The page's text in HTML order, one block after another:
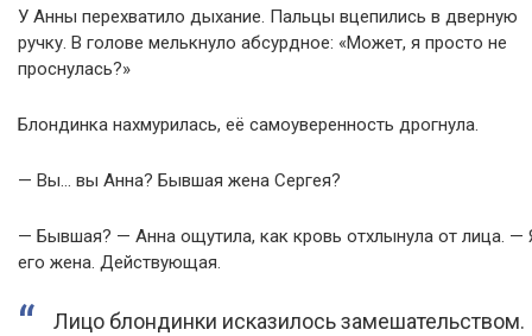
У Анны перехватило дыхание. Пальцы вцепились в дверную
ручку. В голове мелькнуло абсурдное: «Может, я просто не
проснулась?»
Блондинка нахмурилась, её самоуверенность дрогнула.
— Вы… вы Анна? Бывшая жена Сергея?
— Бывшая? — Анна ощутила, как кровь отхлынула от лица. —
его жена. Действующая.
Лицо блондинки исказилось замешательством.